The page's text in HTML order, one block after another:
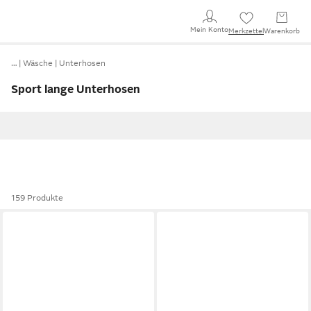
Mein KontoMerkzettel Warenkorb
… Wäsche Unterhosen
Sport lange Unterhosen
159 Produkte